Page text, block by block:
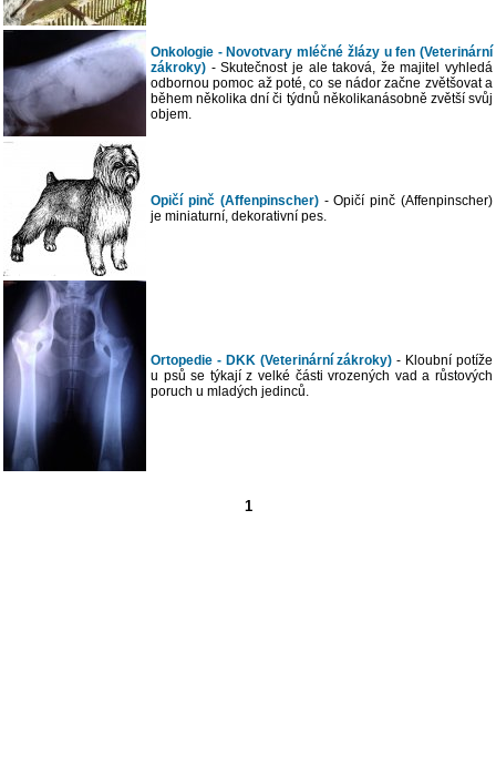
Onkologie - Novotvary mléčné žlázy u fen (Veterinární
zákroky) - Skutečnost je ale taková, že majitel vyhledá
odbornou pomoc až poté, co se nádor začne zvětšovat a
během několika dní či týdnů několikanásobně zvětší svůj
objem.
Opičí pinč (Affenpinscher)- Opičí pinč (Affenpinscher)
je miniaturní, dekorativní pes.
Ortopedie - DKK (Veterinární zákroky) - Kloubní potíže
u psů se týkají z velké části vrozených vad a růstových
poruch u mladých jedinců.
1